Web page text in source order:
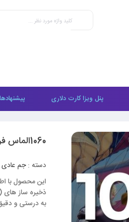
پنل ویزا کارت دلاری
1060الماس فری فایر با اطلاعات اکانت
دسته :جم عادی
این محصول با
به درستی و